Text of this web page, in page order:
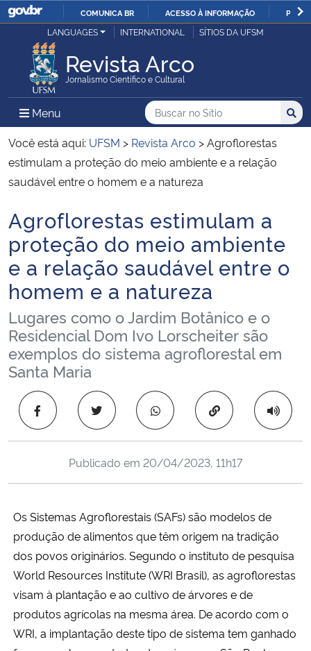
IR
O
COMUNICA BR ACESSO À INFORMAÇÃO
Ministério da Justiça e Segurança Pública
Ministério da Defesa
Ministério das Relações Exteriores
Ministério da Economia
Ministério da Infraestrutura
Ministério da Agricultura, Pecuária e Abastecimento
Ministério da Educação
Ministério da Cidadania
Ministério da Saúde
Ministério de Minas e Energia
Ministério da Ciência, Tecnologia, Inovações e Comunicações
Ministério do Meio Ambiente
Ministério do Desenvolvimento Regional
Controladoria-Geral da União
Ministério da Mulher, da Família e dos Direitos Humanos
LANGUAGES INTERNATIONAL SÍTIOS DA UFSM
Revista Arco
Jornalismo Científico e Cultural
Menu Menu Principal do Sítio
Busca
Buscar no no Sítio
Busca:
Você está aqui: UFSM > Revista Arco >Agroflorestas
estimulam a proteção do meio ambiente e a relação
saudável entre o homem e a natureza
Início do conteúdo
Agroflorestas estimulam a
proteção do meio ambiente
e a relação saudável entre o
homem e a natureza
Lugares como o Jardim Botânico e o
Residencial Dom Ivo Lorscheiter são
exemplos do sistema agroflorestal em
Santa Maria
Copiar para área
Publicado em 20/04/2023, 11h17
Os Sistemas Agroflorestais (SAFs) são modelos de
produção de alimentos que têm origem na tradição
dos povos originários. Segundo o instituto de pesquisa
World Resources Institute (WRI Brasil), as agroflorestas
visam à plantação e ao cultivo de árvores e de
produtos agrícolas na mesma área. De acordo com o
WRI, a implantação deste tipo de sistema tem ganhado